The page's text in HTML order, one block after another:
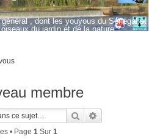
, dont les youyous du Sénégal et
du jardin et de la nature.
membre
Rechercher
• Page 1 Sur 1